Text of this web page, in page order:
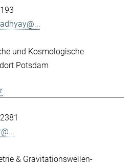
und Kosmologische
Potsdam
& Gravitationswellen-